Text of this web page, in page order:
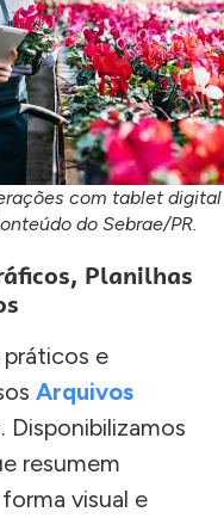
com tablet digital
do Sebrae/PR.
Planilhas
práticos e
Arquivos
Disponibilizamos
resumem
visual e